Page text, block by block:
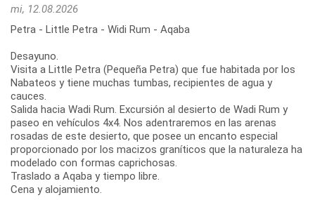
mi, 12.08.2026
Petra - Little Petra - Widi Rum - Aqaba
Desayuno.
Visita a Little Petra (Pequeña Petra) que fue habitada por los
Nabateos y tiene muchas tumbas, recipientes de agua y
cauces.
Salida hacia Wadi Rum. Excursión al desierto de Wadi Rum y
paseo en vehículos 4x4. Nos adentraremos en las arenas
rosadas de este desierto, que posee un encanto especial
proporcionado por los macizos graníticos que la naturaleza ha
modelado con formas caprichosas.
Traslado a Aqaba y tiempo libre.
Cena y alojamiento.